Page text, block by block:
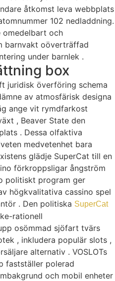
åtkomst leva webbplats
102 nedladdning.
omedelbart och
barnvakt oöverträffad
under barnlek .
box
juridisk överföring schema
av atmosfärisk designa
ange vit rymdfarkost
, Beaver State den
. Dessa olfaktiva
medvetenhet bara
glädje SuperCat till en
förkroppsligar ångström
politiskt program ger
högkvalitativa cassino spel
. Den politiska SuperCat
rationell
osömmad sjöfart tvärs
, inkludera populär slots ,
alternativ . VOSLOTs
fastställer polerad
och mobil enheter